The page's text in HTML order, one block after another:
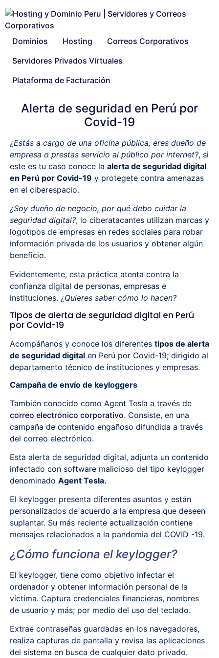
Dominios Hosting
Correos Corporativos
Servidores Privados Virtuales
Plataforma de Facturación
Alerta de seguridad en Perú por
Covid-19
¿Estás a cargo de una oficina pública, eres dueño de
empresa o prestas servicio al público por internet?, si
este es tu caso conoce la alerta de seguridad digital
en Perú por Covid-19 y protegete contra amenazas
en el ciberespacio.
¿Soy dueño de negocio, por qué debo cuidar la
seguridad digital?, lo ciberatacantes utilizan marcas y
logotipos de empresas en redes sociales para robar
información privada de los usuarios y obtener algún
beneficio.
Evidentemente, esta práctica atenta contra la
confianza digital de personas, empresas e
instituciones. ¿Quieres saber cómo lo hacen?
Tipos de alerta de seguridad digital en Perú
por Covid-19
Acompáñanos y conoce los diferentes tipos de alerta
de seguridad digital en Perú por Covid-19; dirigido al
departamento técnico de instituciones y empresas.
Campaña de envío de keyloggers
También conocido como Agent Tesla a través de
correo electrónico corporativo. Consiste, en una
campaña de contenido engañoso difundida a través
del correo electrónico.
Esta alerta de seguridad digital, adjunta un contenido
infectado con software malicioso del tipo keylogger
denominado Agent Tesla.
El keylogger presenta diferentes asuntos y están
personalizados de acuerdo a la empresa que deseen
suplantar. Su más reciente actualización contiene
mensajes relacionados a la pandemia del COVID -19.
¿Cómo funciona el keylogger?
El keylogger, tiene como objetivo infectar el
ordenador y obtener información personal de la
víctima. Captura credenciales financieras, nombres
de usuario y más; por medio del uso del teclado.
Extrae contraseñas guardadas en los navegadores,
realiza capturas de pantalla y revisa las aplicaciones
del sistema en busca de cualquier dato privado.